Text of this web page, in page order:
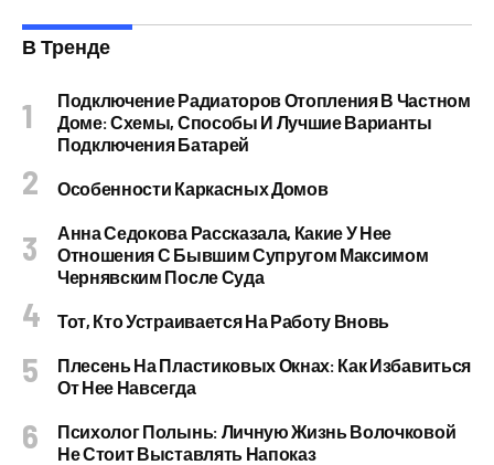
В Тренде
Подключение Радиаторов Отопления В Частном
Доме: Схемы, Способы И Лучшие Варианты
Подключения Батарей
Особенности Каркасных Домов
Анна Седокова Рассказала, Какие У Нее
Отношения С Бывшим Супругом Максимом
Чернявским После Суда
Тот, Кто Устраивается На Работу Вновь
Плесень На Пластиковых Окнах: Как Избавиться
От Нее Навсегда
Психолог Полынь: Личную Жизнь Волочковой
Не Стоит Выставлять Напоказ